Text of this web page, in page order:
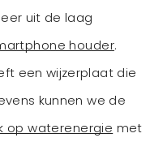
uit de laag
houder.
een wijzerplaat die
kunnen we de
op waterenergie met